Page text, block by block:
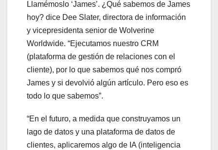
Llamémoslo ‘James’. ¿Qué sabemos de James
hoy? dice Dee Slater, directora de información
y vicepresidenta senior de Wolverine
Worldwide. “Ejecutamos nuestro CRM
(plataforma de gestión de relaciones con el
cliente), por lo que sabemos qué nos compró
James y si devolvió algún artículo. Pero eso es
todo lo que sabemos”.
“En el futuro, a medida que construyamos un
lago de datos y una plataforma de datos de
clientes, aplicaremos algo de IA (inteligencia